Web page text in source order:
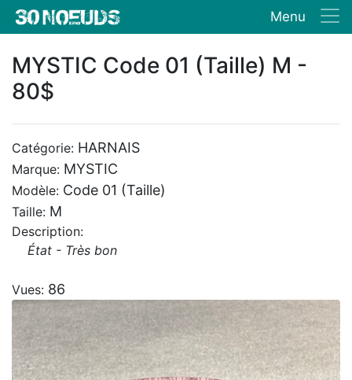
Menu
MYSTIC Code 01 (Taille) M -
80$
Catégorie: HARNAIS
Marque: MYSTIC
Modèle: Code 01 (Taille)
Taille: M
Description:
État - Très bon
Vues: 86